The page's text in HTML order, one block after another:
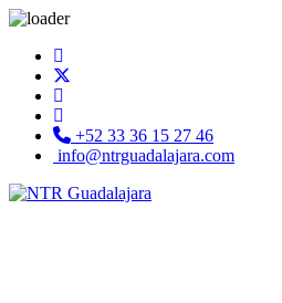
+52 33 36 15 27 46
info@ntrguadalajara.com